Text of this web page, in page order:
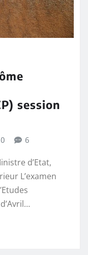
session
6
d’Etat,
L’examen